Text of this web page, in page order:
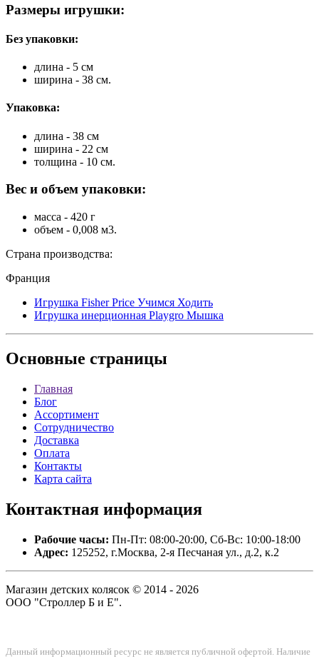
Размеры игрушки:
Без упаковки:
длина - 5 см
ширина - 38 см.
Упаковка:
длина - 38 см
ширина - 22 см
толщина - 10 см.
Вес и объем упаковки:
масса - 420 г
объем - 0,008 м3.
Страна производства:
Франция
Игрушка Fisher Price Учимся Ходить
Игрушка инерционная Playgro Мышка
Основные страницы
Главная
Блог
Ассортимент
Сотрудничество
Доставка
Оплата
Контакты
Карта сайта
Контактная информация
Рабочие часы: Пн-Пт: 08:00-20:00, Сб-Вс: 10:00-18:00
Адрес: 125252, г.Москва, 2-я Песчаная ул., д.2, к.2
Магазин детских колясок © 2014 - 2026
ООО "Строллер Б и Е".
Данный информационный ресурс не является публичной офертой. Наличие